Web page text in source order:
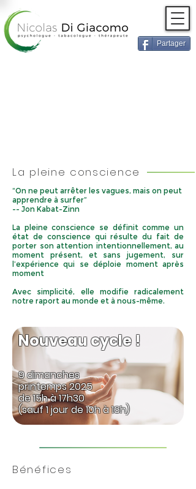
Partager
La pleine conscience
“On ne peut arrêter les vagues, mais on peut
apprendre à surfer”
-- Jon Kabat-Zinn
La pleine conscience se définit comme un
état de conscience qui résulte du fait de
porter son attention intentionnellement, au
moment présent, et sans jugement, sur
l’expérience qui se déploie moment après
moment
Avec simplicité, elle modifie radicalement
notre raport au monde et à nous-même.
Nouveau cycle !
9 dimanches
printemps 2025
de 15h à 17h30
(sauf 1 jour de 10h à 16h)
Bénéfices